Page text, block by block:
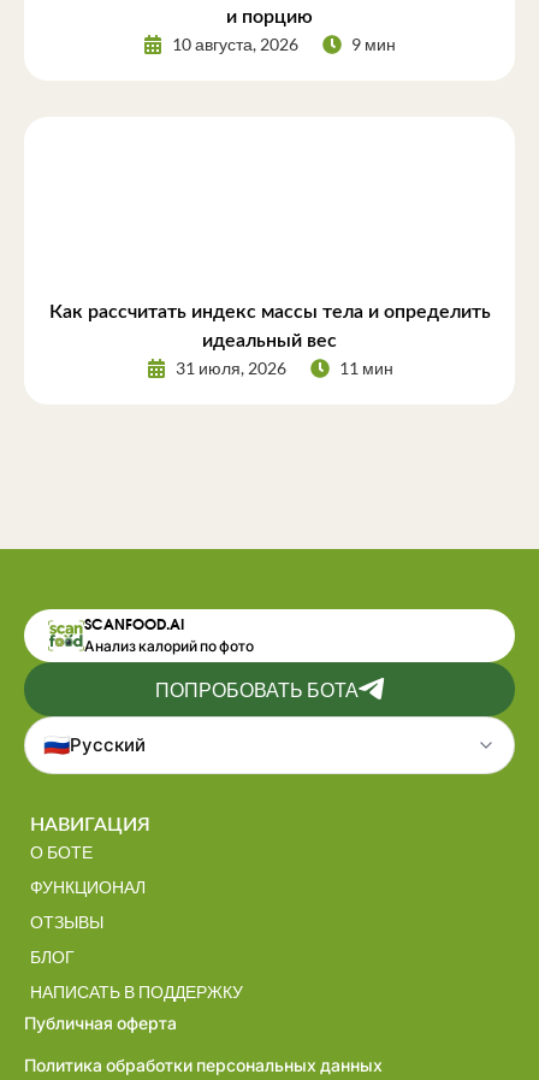
и порцию
10 августа, 2026 9 мин
Как рассчитать индекс массы тела и определить
идеальный вес
31 июля, 2026 11 мин
SCANFOOD.AI
Анализ калорий по фото
ПОПРОБОВАТЬ БОТА
🇷🇺Русский
НАВИГАЦИЯ
О БОТЕ
ФУНКЦИОНАЛ
ОТЗЫВЫ
БЛОГ
НАПИСАТЬ В ПОДДЕРЖКУ
Публичная оферта
Политика обработки персональных данных